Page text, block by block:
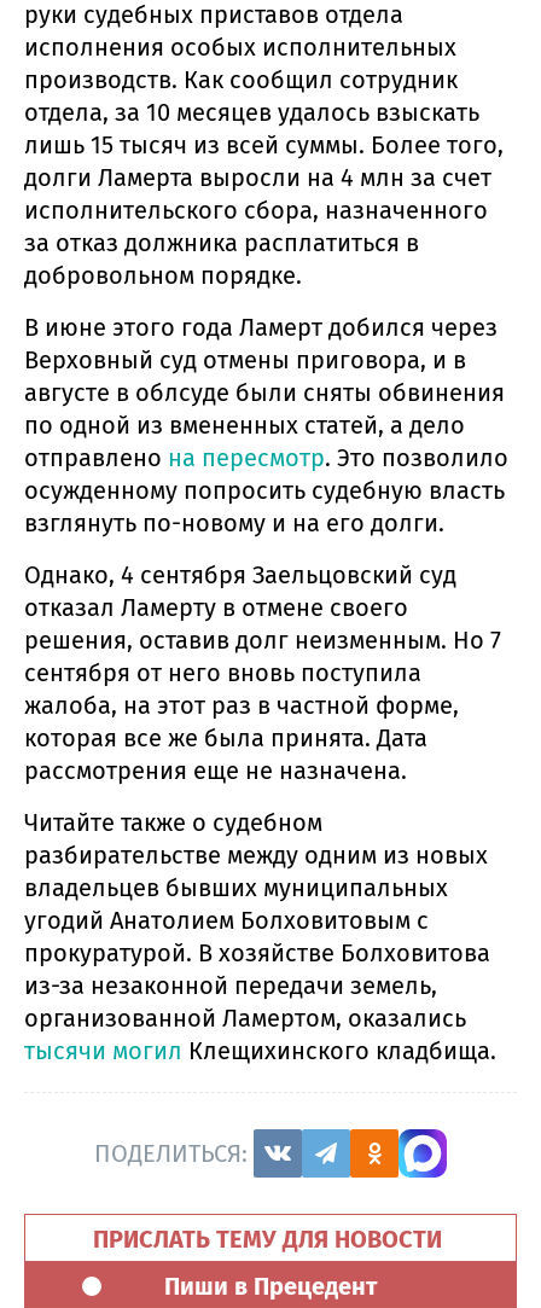
руки судебных приставов отдела
исполнения особых исполнительных
производств. Как сообщил сотрудник
отдела, за 10 месяцев удалось взыскать
лишь 15 тысяч из всей суммы. Более того,
долги Ламерта выросли на 4 млн за счет
исполнительского сбора, назначенного
за отказ должника расплатиться в
добровольном порядке.
В июне этого года Ламерт добился через
Верховный суд отмены приговора, и в
августе в облсуде были сняты обвинения
по одной из вмененных статей, а дело
отправлено на пересмотр. Это позволило
осужденному попросить судебную власть
взглянуть по-новому и на его долги.
Однако, 4 сентября Заельцовский суд
отказал Ламерту в отмене своего
решения, оставив долг неизменным. Но 7
сентября от него вновь поступила
жалоба, на этот раз в частной форме,
которая все же была принята. Дата
рассмотрения еще не назначена.
Читайте также о судебном
разбирательстве между одним из новых
владельцев бывших муниципальных
угодий Анатолием Болховитовым с
прокуратурой. В хозяйстве Болховитова
из-за незаконной передачи земель,
организованной Ламертом, оказались
тысячи могил Клещихинского кладбища.
ПОДЕЛИТЬСЯ:
ПРИСЛАТЬ ТЕМУ ДЛЯ НОВОСТИ
Пиши в Прецедент